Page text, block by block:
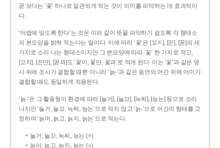
꼳’보다는 ‘꽃’ 하나로 일관되게 적는 것이 의미를 파악하는 데 효과적이
다.
‘어법에 맞도록 한다’는 것은 이와 같이 뜻을 파악하기 쉽도록 각 형태소
의 본모양을 밝혀 적는다는 말이다. 이에 따라 ‘꽃’은 [꼬ㅊ], [꼰], [꼳]의 세
가지로 소리 나는 형태소이지만 그 본모양에 따라 ‘꽃’ 한 가지로 적고,
[꼬치], [꼰만], [꼳꽈]도 ‘꽃이, 꽃만, 꽃과’로 적게 된다. 이는 ‘꽃’과 같은 명
사 뒤에 조사가 결합할 때뿐 아니라 ‘늙-’과 같은 용언의 어간 뒤에 어미가
결합할 때도 동일하게 적용된다.
‘늙-’은 그 활용형이 환경에 따라 [늘거], [늘꼬], [늑찌], [능는] 등으로 소리
나지만 ‘늘거, 늘꼬, 늑찌, 능는’으로 적지 않고 ‘늙-’으로 어간의 형태를 고
정하여 ‘늙어, 늙고, 늙지, 늙는’으로 적는다.
늘거, 늘꼬, 늑찌, 능는 (×)
늙어, 늙고, 늙지, 늙는 (○)